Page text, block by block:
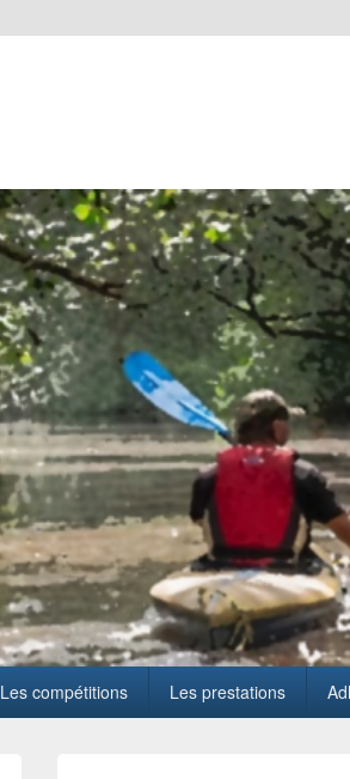
Les compétitions Les prestations